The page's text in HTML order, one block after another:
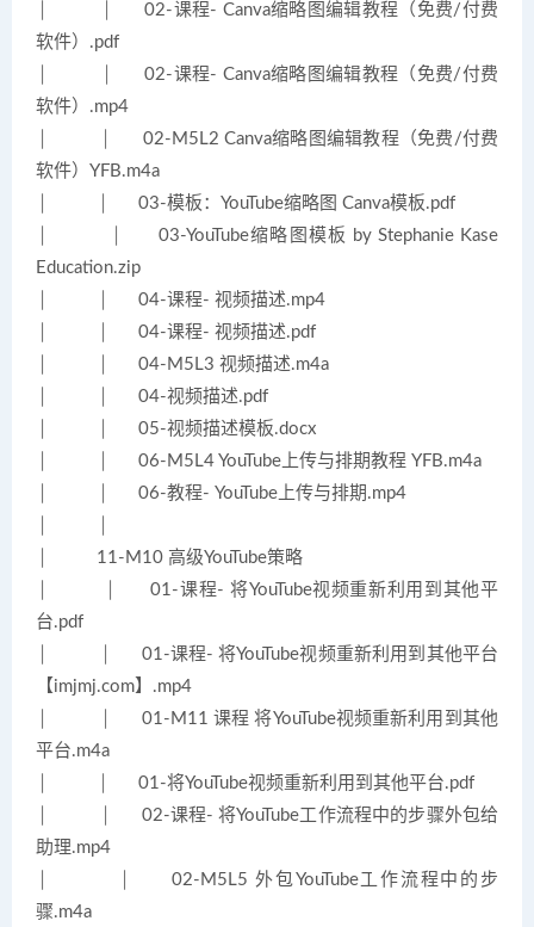
│ │ 02-课程- Canva缩略图编辑教程（免费/付费
软件）.pdf
│ │ 02-课程- Canva缩略图编辑教程（免费/付费
软件）.mp4
│ │ 02-M5L2 Canva缩略图编辑教程（免费/付费
软件）YFB.m4a
│ │ 03-模板：YouTube缩略图 Canva模板.pdf
│ │ 03-YouTube缩略图模板 by Stephanie Kase
Education.zip
│ │ 04-课程- 视频描述.mp4
│ │ 04-课程- 视频描述.pdf
│ │ 04-M5L3 视频描述.m4a
│ │ 04-视频描述.pdf
│ │ 05-视频描述模板.docx
│ │ 06-M5L4 YouTube上传与排期教程 YFB.m4a
│ │ 06-教程- YouTube上传与排期.mp4
│ 11-M10 高级YouTube策略
│ │ 01-课程- 将YouTube视频重新利用到其他平
台.pdf
│ │ 01-课程- 将YouTube视频重新利用到其他平台
【imjmj.com】.mp4
│ │ 01-M11 课程 将YouTube视频重新利用到其他
平台.m4a
│ │ 01-将YouTube视频重新利用到其他平台.pdf
│ │ 02-课程- 将YouTube工作流程中的步骤外包给
助理.mp4
│ │ 02-M5L5 外包YouTube工作流程中的步
骤.m4a